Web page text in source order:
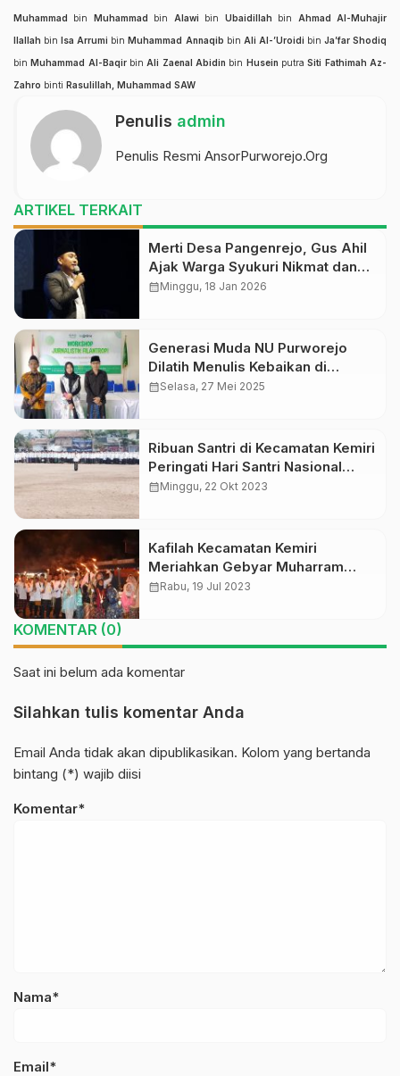
Muhammad bin Muhammad bin Alawi bin Ubaidillah bin Ahmad Al-Muhajir
Ilallah bin Isa Arrumi binMuhammad Annaqib bin Ali Al-’Uroidi bin Ja’far Shodiq
binMuhammad Al-Baqirbin Ali Zaenal Abidin bin Husein putraSiti Fathimah Az-
Zahro binti Rasulillah, Muhammad SAW
Penulis admin
Penulis Resmi AnsorPurworejo.Org
ARTIKEL TERKAIT
Merti Desa Pangenrejo, Gus Ahil
Ajak Warga Syukuri Nikmat dan
Istiqomah Bersholawat
calendar_monthMinggu, 18 Jan 2026
Generasi Muda NU Purworejo
Dilatih Menulis Kebaikan di
Workshop NU Online
calendar_monthSelasa, 27 Mei 2025
Ribuan Santri di Kecamatan Kemiri
Peringati Hari Santri Nasional
2023
calendar_monthMinggu, 22 Okt 2023
Kafilah Kecamatan Kemiri
Meriahkan Gebyar Muharram
Sambut Tahun Baru Islam 1445
calendar_monthRabu, 19 Jul 2023
KOMENTAR (0)
Saat ini belum ada komentar
Silahkan tulis komentar Anda
Email Anda tidak akan dipublikasikan. Kolom yang bertanda
bintang (*) wajib diisi
Komentar*
Nama*
Email*